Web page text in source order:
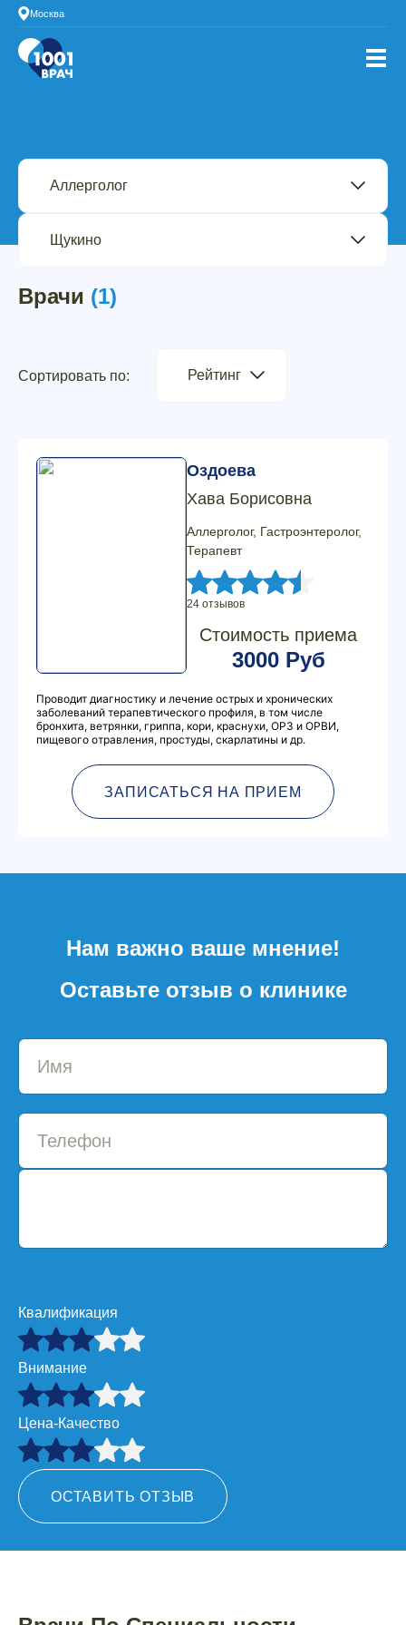
Москва
Врачи (1)
Сортировать по: Рейтинг
Оздоева
Хава Борисовна
Аллерголог, Гастроэнтеролог,
Терапевт
24 отзывов
Стоимость приема
3000 Руб
Проводит диагностику и лечение острых и хронических
заболеваний терапевтического профиля, в том числе
бронхита, ветрянки, гриппа, кори, краснухи, ОРЗ и ОРВИ,
пищевого отравления, простуды, скарлатины и др.
ЗАПИСАТЬСЯ НА ПРИЕМ
Нам важно ваше мнение!
Оставьте отзыв о клинике
Квалификация
Внимание
Цена-Качество
ОСТАВИТЬ ОТЗЫВ